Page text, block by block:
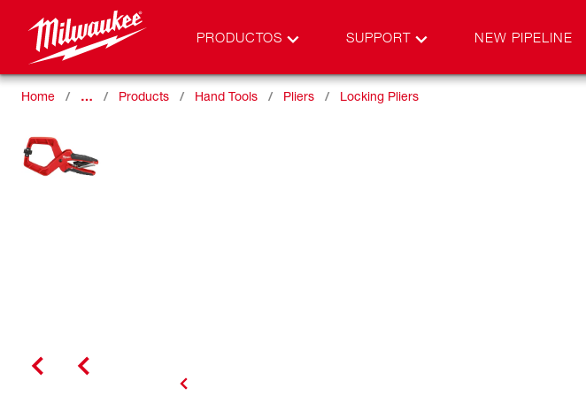
PRODUCTOS SUPPORT NEW PIPELINE
Home … Products Hand Tools Pliers Locking Pliers